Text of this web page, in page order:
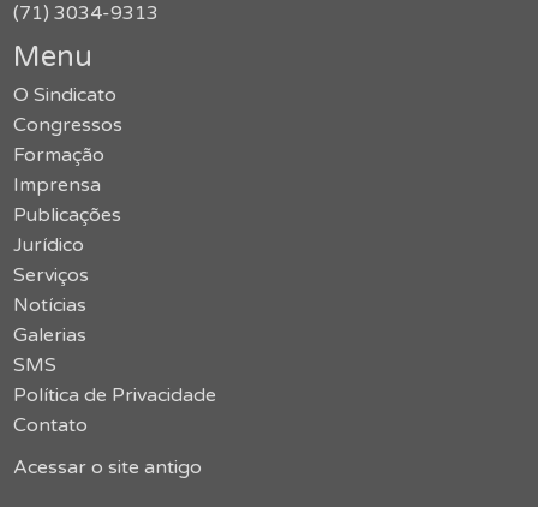
(71) 3034-9313
Menu
O Sindicato
Congressos
Formação
Imprensa
Publicações
Jurídico
Serviços
Notícias
Galerias
SMS
Política de Privacidade
Contato
Acessar o site antigo